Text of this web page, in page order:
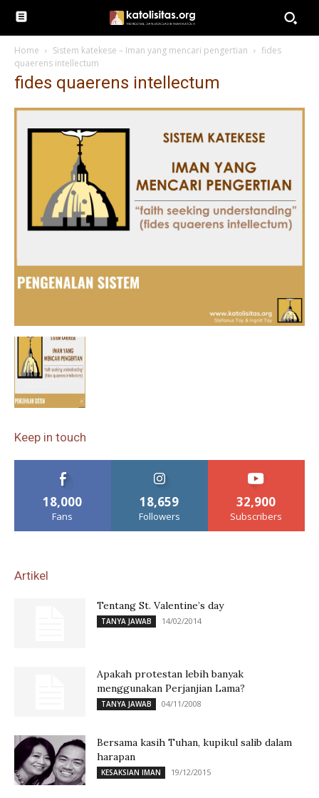
Home Sistem katekese – Iman yang mencari pengertian
fides
quaerens intellectum
fides quaerens intellectum
Keep in touch
18,000
Fans
18,659
Followers
32,900
Subscribers
Artikel
Tentang St. Valentine’s day
TANYA JAWAB 14/02/2014
Apakah protestan lebih banyak
menggunakan Perjanjian Lama?
TANYA JAWAB 04/11/2008
Bersama kasih Tuhan, kupikul salib dalam
harapan
KESAKSIAN IMAN 19/12/2015